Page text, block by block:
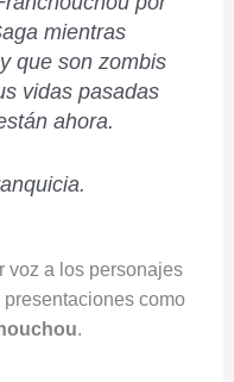
mientras
que son zombis
vidas pasadas
ahora.
voz a los personajes
como
.